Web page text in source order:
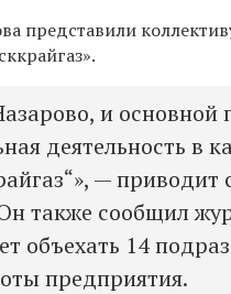
представили
и
деятельность в
— приводит
также сообщил
объехать 14
предприятия.